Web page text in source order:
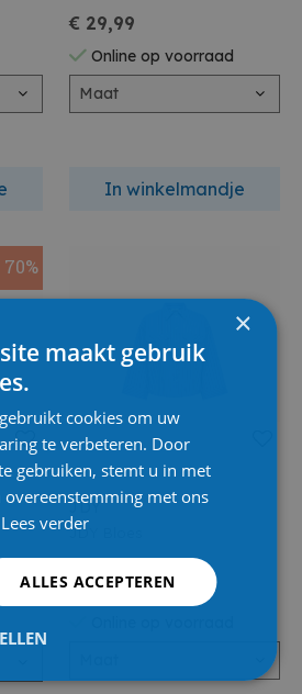
€ 29,99
Online op voorraad
Maat
In winkelmandje
70%
JDY
JDY Bloes
€ 29,99
×
maakt gebruik
cookies om uw
te verbeteren. Door
gebruiken, stemt u in met
overeenstemming met ons
Lees verder
ALLES ACCEPTEREN